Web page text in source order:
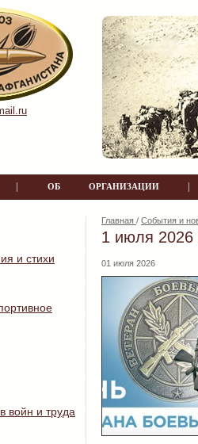
| ОБ ОРГАНИЗАЦИИ |
и стихи
войн и труда
Главная / События и
1 июля 2026
01 июля 2026